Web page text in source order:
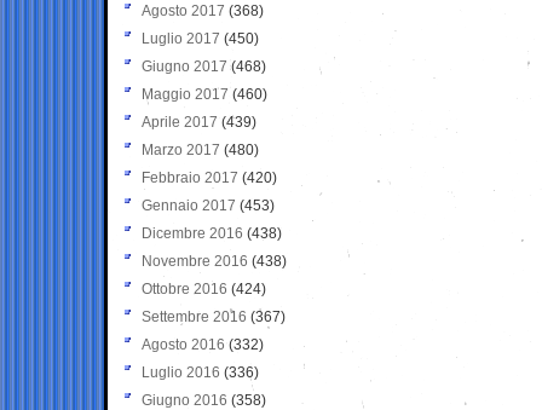
Agosto 2017 (368)
Luglio 2017 (450)
Giugno 2017 (468)
Maggio 2017 (460)
Aprile 2017 (439)
Marzo 2017 (480)
Febbraio 2017 (420)
Gennaio 2017 (453)
Dicembre 2016 (438)
Novembre 2016 (438)
Ottobre 2016 (424)
Settembre 2016 (367)
Agosto 2016 (332)
Luglio 2016 (336)
Giugno 2016 (358)